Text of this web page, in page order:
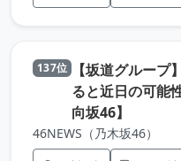
137位
【坂道グルー
ると近日の可能
向坂46】
46NEWS（乃木坂46）